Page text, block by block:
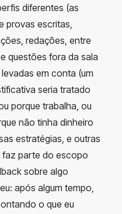
diferentes (as
provas escritas,
redações, entre
questões fora da sala
em conta (um
seria tratado
porque trabalha, ou
não tinha dinheiro
estratégias, e outras
faz parte do escopo
sobre algo
após algum tempo,
o que eu